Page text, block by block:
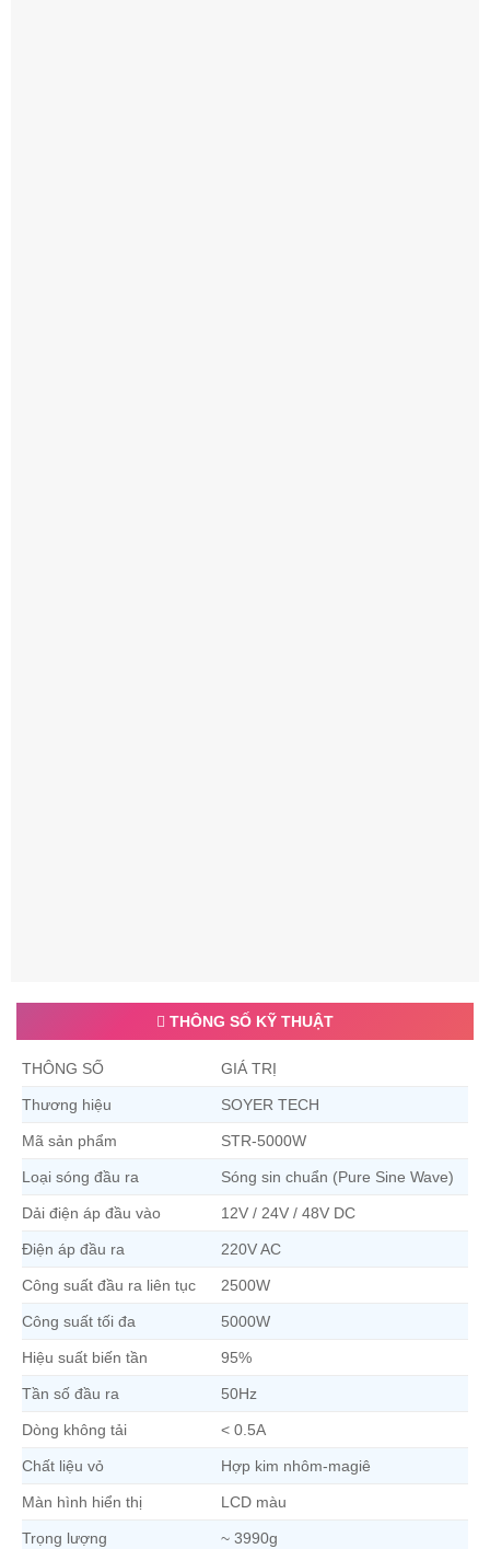
THÔNG SỐ KỸ THUẬT
THÔNG SỐ GIÁ TRỊ
Thương hiệu SOYER TECH
Mã sản phẩm STR-5000W
Loại sóng đầu ra Sóng sin chuẩn (Pure Sine Wave)
Dải điện áp đầu vào 12V / 24V / 48V DC
Điện áp đầu ra 220V AC
Công suất đầu ra liên tục 2500W
Công suất tối đa 5000W
Hiệu suất biến tần 95%
Tần số đầu ra 50Hz
Dòng không tải < 0.5A
Chất liệu vỏ Hợp kim nhôm-magiê
Màn hình hiển thị LCD màu
Trọng lượng ~ 3990g